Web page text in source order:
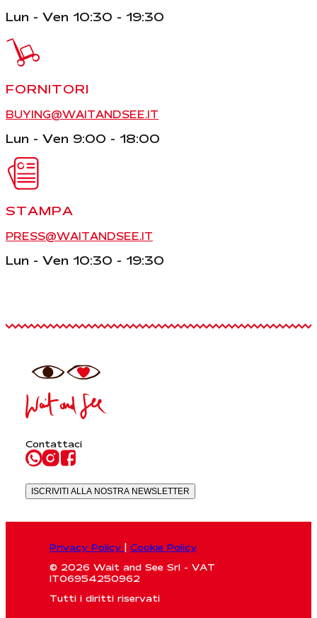
Lun - Ven 10:30 - 19:30
FORNITORI
BUYING@WAITANDSEE.IT
Lun - Ven 9:00 - 18:00
STAMPA
PRESS@WAITANDSEE.IT
Lun - Ven 10:30 - 19:30
Contattaci
ISCRIVITI ALLA NOSTRA NEWSLETTER
Privacy Policy
Cookie Policy
© 2026 Wait and See Srl - VAT
IT06954250962
Tutti i diritti riservati